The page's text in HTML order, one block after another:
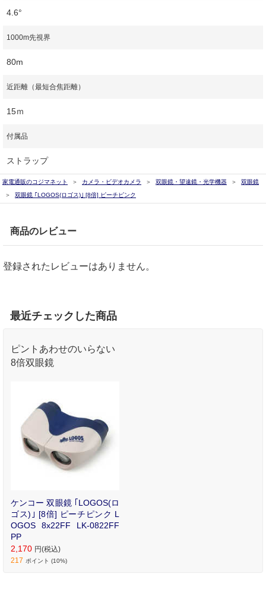
4.6°
1000m先視界
80m
近距離（最短合焦距離）
15ｍ
付属品
ストラップ
家電通販のコジマネット カメラ・ビデオカメラ 双眼鏡・望遠鏡・光学機器
双眼鏡
双眼鏡 ｢LOGOS(ロゴス)｣ [8倍] ピーチピンク
商品のレビュー
登録されたレビューはありません。
最近チェックした商品
ピントあわせのいらない
8倍双眼鏡
ケンコー 双眼鏡 ｢LOGOS(ロ
ゴス)｣ [8倍] ピーチピンク L
OGOS 8x22FF LK-0822FF
PP
2,170 円(税込)
217 ポイント (10%)